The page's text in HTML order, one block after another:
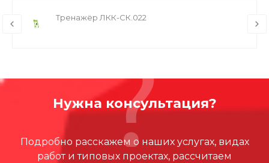
Тренажёр ЛКК-СК.022
Нужна консультация?
Подробно расскажем о наших услугах, видах
работ и типовых проектах, рассчитаем